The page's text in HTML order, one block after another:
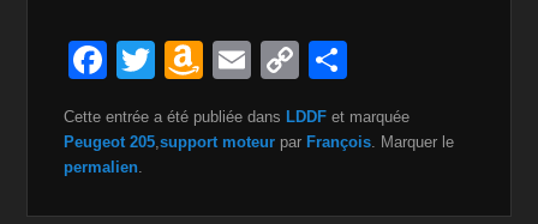
F
c
e
b
T
wi
tt
A
m
a
o
E
m
ail
C
o
p
Li
ta
er
Cette entrée a été publiée dans LDDF et marquée
Peugeot 205,support moteur par François. Marquer le
permalien.